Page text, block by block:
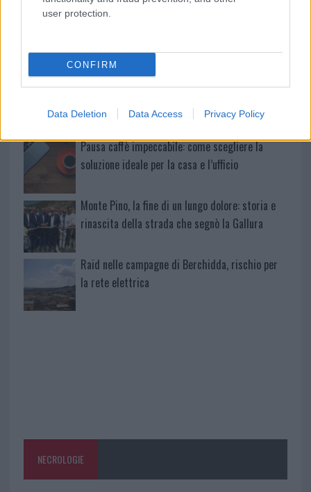
user protection.
CONFIRM
Data Deletion Data Access Privacy Policy
Olbia, divieto di sosta contro spaccio e degrado:
esplode la protesta
Pausa caffè impeccabile: come scegliere la
soluzione ideale per la casa e l’ufficio
Monte Pino, la fine di un lungo dolore: storia e
rinascita della strada che segnò la Gallura
Raid nelle campagne di Berchidda, rischio per
la rete elettrica
NECROLOGIE